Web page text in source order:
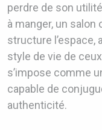
perdre de son
à manger, un
structure l’espace,
style de vie de ceux
s’impose comme
capable de
authenticité.